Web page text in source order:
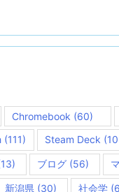
Chromebook (60)
(111) Steam Deck
ブログ (56)
新潟県 (30) 社会学